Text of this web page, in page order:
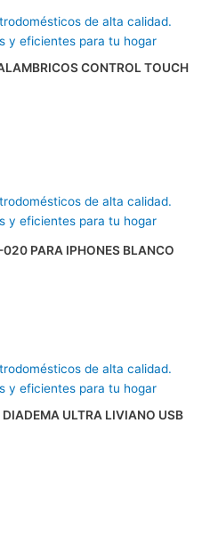
CONTROL TOUCH
PARA IPHONES BLANCO
ULTRA LIVIANO USB